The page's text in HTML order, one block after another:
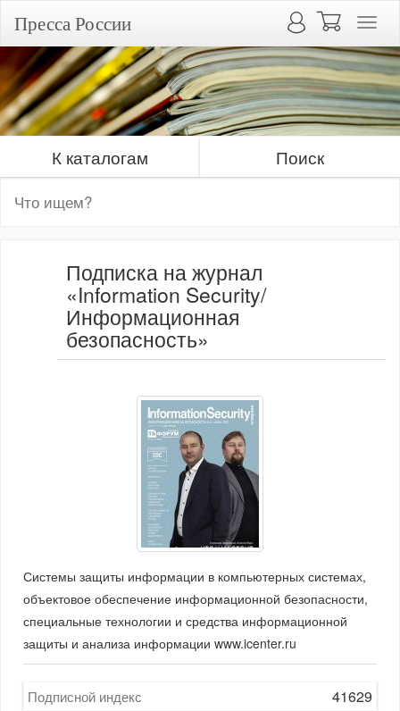
Пресса России
К каталогам Поиск
Подписка на журнал
«Information Security/
Информационная
безопасность»
Системы защиты информации в компьютерных системах,
объектовое обеспечение информационной безопасности,
специальные технологии и средства информационной
защиты и анализа информации www.icenter.ru
Подписной индекс 41629